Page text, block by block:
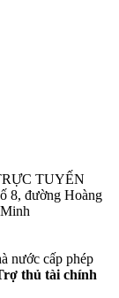
TUYẾN
8, đường Hoàng
nước cấp phép
thủ tài chính